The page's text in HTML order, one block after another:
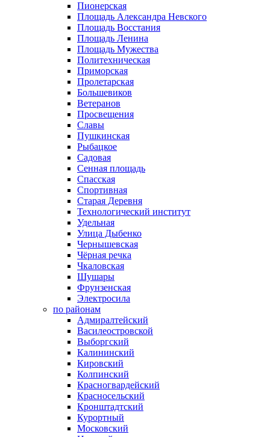
Пионерская
Площадь Александра Невского
Площадь Восстания
Площадь Ленина
Площадь Мужества
Политехническая
Приморская
Пролетарская
Большевиков
Ветеранов
Просвещения
Славы
Пушкинская
Рыбацкое
Садовая
Сенная площадь
Спасская
Спортивная
Старая Деревня
Технологический институт
Удельная
Улица Дыбенко
Чернышевская
Чёрная речка
Чкаловская
Шушары
Фрунзенская
Электросила
по районам
Адмиралтейский
Василеостровской
Выборгский
Калининский
Кировский
Колпинский
Красногвардейский
Красносельский
Кронштадтский
Курортный
Московский